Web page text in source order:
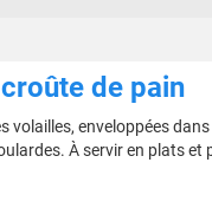
de pain
volailles, enveloppées
À servir en plats et